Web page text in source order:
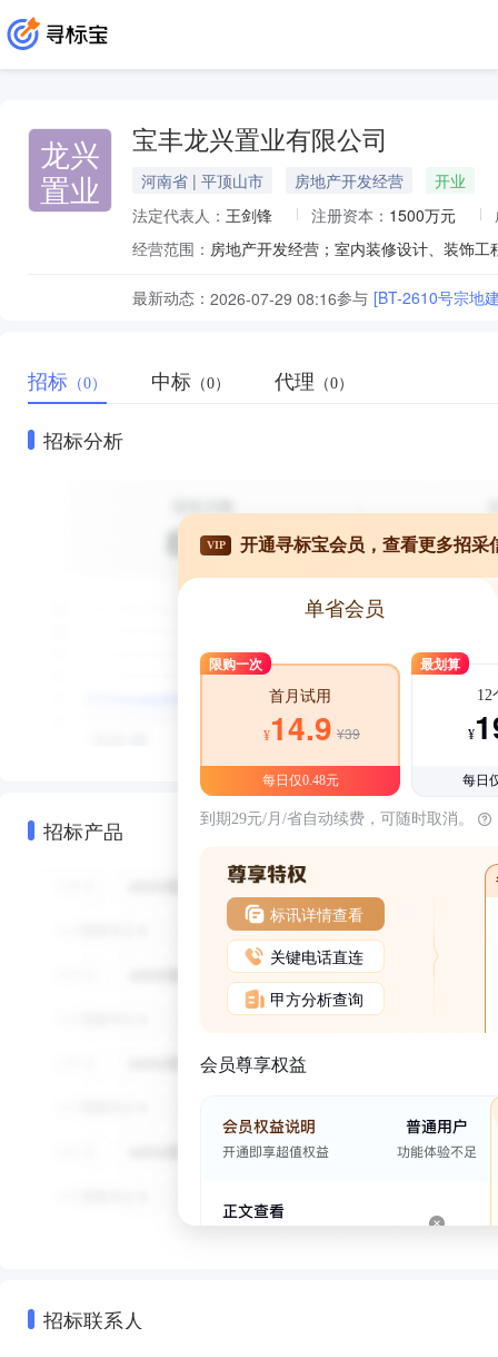
龙兴
置业
宝丰龙兴置业有限公司
河南省 | 平顶山市 房地产开发经营
开业
法定代表人： 王剑锋 注册资本： 1500万元
经营范围： 房地产开发经营；室内装修设计、装饰
最新动态： 2026-07-29 08:16参与 [BT-2610号宗地
招标 （0） 中标 （0） 代理 （0）
招标分析
招标产品
VIP 开通寻标宝会员，查看更多招采
单省会员
限购一次
首月试用
¥14.9 ¥39
每日仅0.48元
最划算
12
¥
每日
到期29元/月/省自动续费，可随时取消。
标讯详情查看
关键电话直连
甲方分析查询
会员尊享权益
招标联系人